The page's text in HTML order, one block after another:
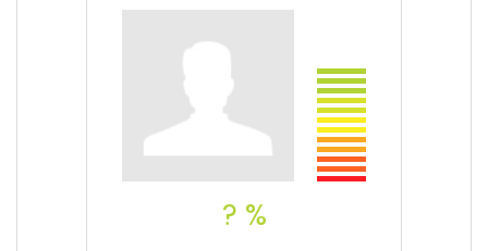
? %